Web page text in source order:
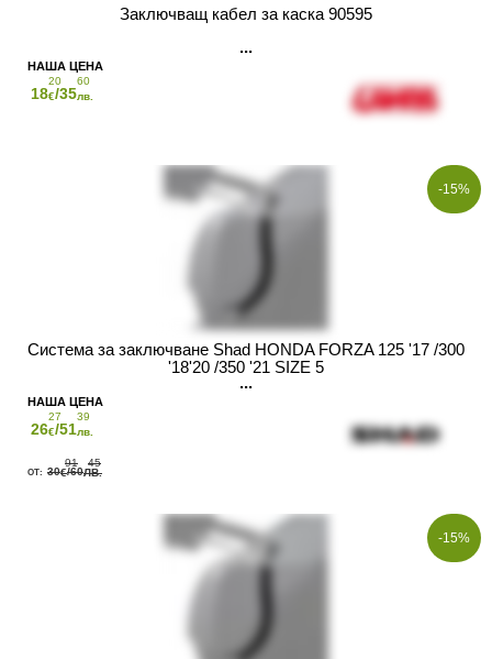
Заключващ кабел за каска 90595
18
20
€/35
60
лв.
-15%
Система за заключване Shad HONDA FORZA 125 '17 /300
'18'20 /350 '21 SIZE 5
26
27
€/51
39
лв.
30
91
€/60
45
ЛВ.
-15%